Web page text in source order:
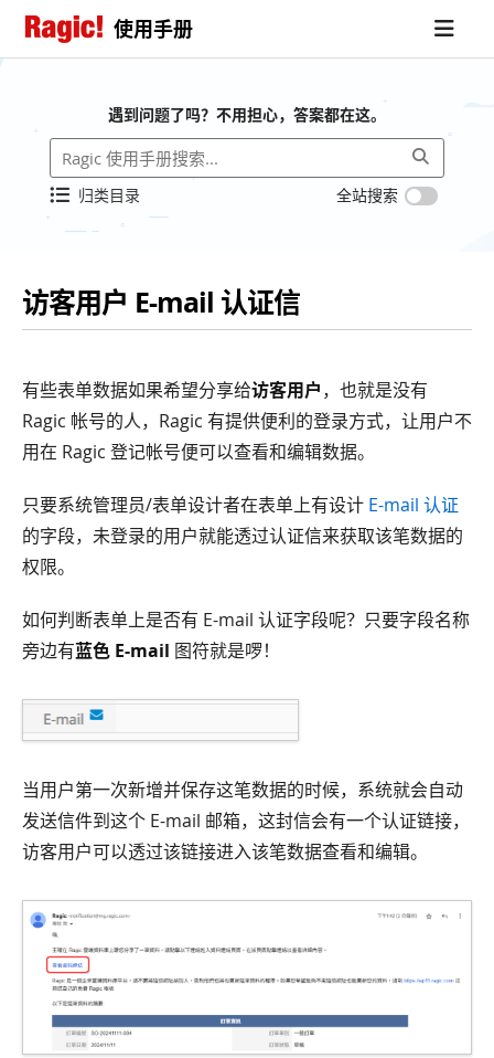
使用手册
遇到问题了吗？不用担心，答案都在这。
归类目录 全站搜索
访客用户 E-mail 认证信
有些表单数据如果希望分享给访客用户，也就是没有
Ragic 帐号的人，Ragic 有提供便利的登录方式，让用户不
用在 Ragic 登记帐号便可以查看和编辑数据。
只要系统管理员/表单设计者在表单上有设计 E-mail 认证
的字段，未登录的用户就能透过认证信来获取该笔数据的
权限。
如何判断表单上是否有 E-mail 认证字段呢？只要字段名称
旁边有蓝色 E-mail 图符就是啰！
当用户第一次新增并保存这笔数据的时候，系统就会自动
发送信件到这个 E-mail 邮箱，这封信会有一个认证链接，
访客用户可以透过该链接进入该笔数据查看和编辑。